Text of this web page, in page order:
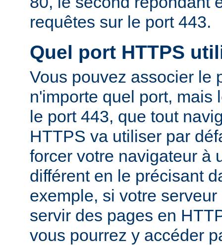
requêtes sur le port 443.
Quel port HTTPS
Vous pouvez associer le
n'importe quel port, mais
le port 443, que tout
HTTPS va utiliser par
forcer votre navigateur à
différent en le précisant
exemple, si votre
servir des pages en
vous pourrez y accéder